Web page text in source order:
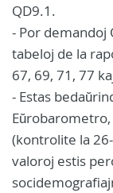
QD9.1.
- Por demandoj
tabeloj de la
67, 69, 71, 77
- Estas
(kontrolite la
valoroj estis